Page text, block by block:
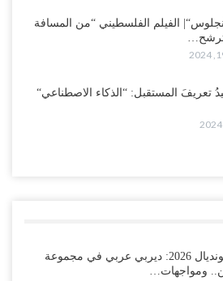
الفيلم الفلسطيني “من المسافة
تعريفَ المستقبل: “الذكاء الاصطناعي“
قرعة مونديال 2026: ديربي عربي في مجموعة
ومواجهات…